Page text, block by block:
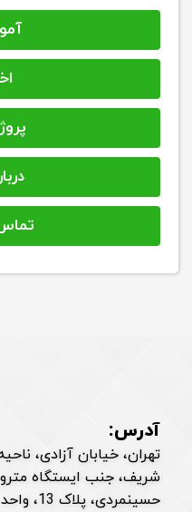
آدرس:
تهران، خیابان آزادی،
شریف، جنب ایستگاه
حسینمردی، پلاک 13، واحد 2